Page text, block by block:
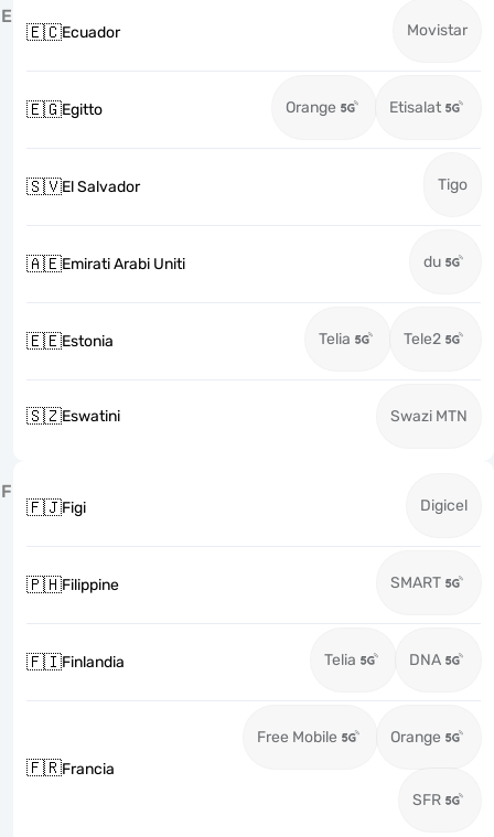
E
🇪🇨Ecuador Movistar
🇪🇬Egitto Orange Etisalat
🇸🇻El Salvador Tigo
🇦🇪Emirati Arabi Uniti du
🇪🇪Estonia Telia Tele2
🇸🇿Eswatini Swazi MTN
F
🇫🇯Figi Digicel
🇵🇭Filippine SMART
🇫🇮Finlandia Telia DNA
🇫🇷Francia
Free Mobile Orange
SFR